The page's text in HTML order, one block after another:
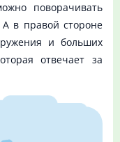
поворачивать
в правой стороне
и больших
отвечает за